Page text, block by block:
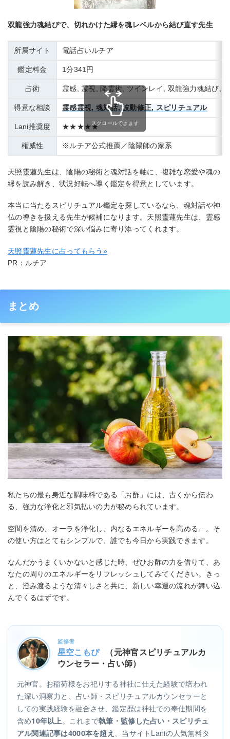
双龍強力魂結びで、切れかけた縁を魂レベルから結び直す先生
所属サイト 電話占いルチア
鑑定料金 1分341円
占術 霊感, 霊視, 降霊術, ツインレイ, 双龍強力魂結び,
得意な相談 霊感霊視, 魂対話, 波動修正, スピリチュアル
Lani推奨度 ★★★★★
権威性 ※ルチア公式推薦／陰陽師の家系
スクロールできます
天照靈蓮先生は、陰陽の秘術と魂対話を軸に、複雑な恋愛や魂の
縁を読み解き、状況好転へ導く鑑定を得意としています。
本当に当たるスピリチュアル鑑定を探しているなら、魂対話や神
仏の導きを扱える先生が候補になります。天照靈蓮先生は、霊感
霊視と陰陽の秘術で深い悩みに寄り添ってくれます。
天照靈蓮先生に占ってもらう »
PR：ルチア
まとめ
私たちの最も身近な調味料である「お酢」には、古くから伝わ
る、強力な浄化と邪気払いの力が秘められています。
空間を清め、オーラを浄化し、内なるエネルギーを高める…。そ
の使い方はとてもシンプルで、誰でも今日から実践できます。
なんだかうまくいかないと感じた時、ぜひお酢の力を借りて、あ
なたの周りのエネルギーをリフレッシュしてみてください。きっ
と、澄み渡るような清々しさと共に、新しい幸運の流れが舞い込
んでくるはずです。
監修者
星空こもぴ
（元神官スピリチュアルカ
ウンセラー・占い師）
元神官。お稲荷様をお祀りする神社に仕えた経験で培われ
た深い洞察力と、占い師・スピリチュアルカウンセラーと
しての実践経験を融合させ、鑑定歴は神社での奉仕期間を
含め10年以上。これまで執筆・監修した占い・スピリチュ
アル関連記事は4000本を超え
、当サイトLaniの人気無料タ